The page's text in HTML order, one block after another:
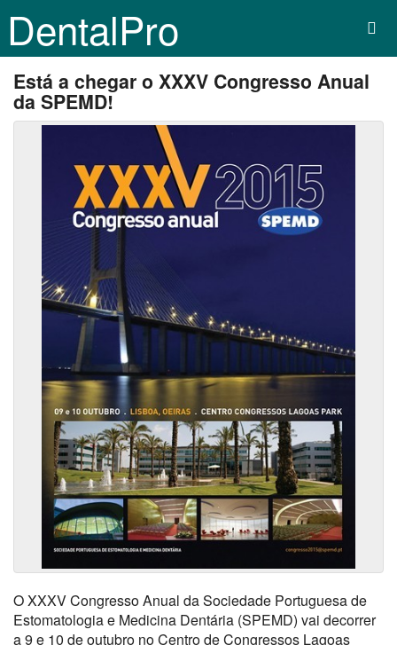
DentalPro
Está a chegar o XXXV Congresso Anual
da SPEMD!
O XXXV Congresso Anual da Sociedade Portuguesa de
Estomatologia e Medicina Dentária (SPEMD) vai decorrer
a 9 e 10 de outubro no Centro de Congressos Lagoas